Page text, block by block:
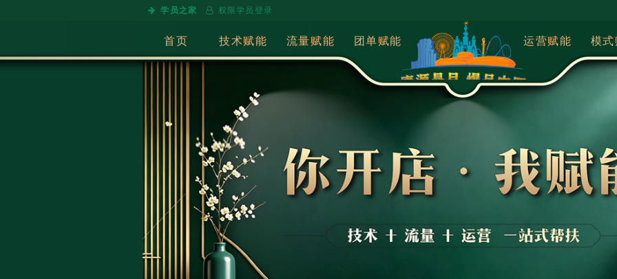
学员之家 权限学员登录
首页 技术赋能 流量赋能 团单赋能 运营赋能 模